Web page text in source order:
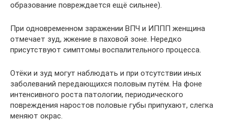
образование повреждается ещё сильнее).
При одновременном заражении ВПЧ и ИППП женщина
отмечает зуд, жжение в паховой зоне. Нередко
присутствуют симптомы воспалительного процесса.
Отёки и зуд могут наблюдать и при отсутствии иных
заболеваний передающихся половым путём. На фоне
интенсивного роста патологии, периодического
повреждения наростов половые губы припухают, слегка
меняют окрас.